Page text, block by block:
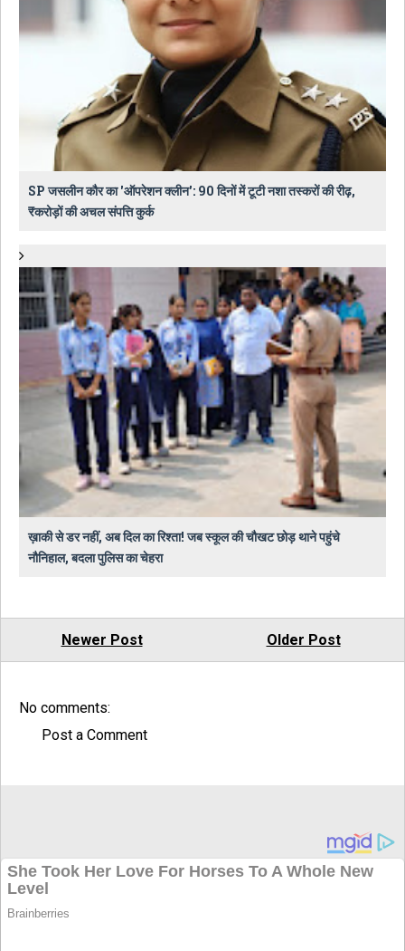
SP जसलीन कौर का 'ऑपरेशन क्लीन': 90 दिनों में टूटी नशा तस्करों की रीढ़,
₹करोड़ों की अचल संपत्ति कुर्क
ख़ाकी से डर नहीं, अब दिल का रिश्ता! जब स्कूल की चौखट छोड़ थाने पहुंचे
नौनिहाल, बदला पुलिस का चेहरा
Newer Post Older Post
No comments:
Post a Comment